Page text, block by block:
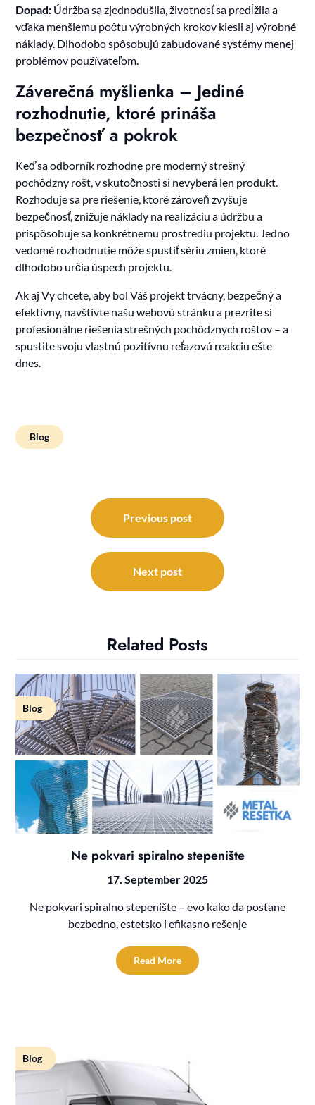
Dopad: Údržba sa zjednodušila, životnosť sa predĺžila a
vďaka menšiemu počtu výrobných krokov klesli aj výrobné
náklady. Dlhodobo spôsobujú zabudované systémy menej
problémov používateľom.
Záverečná myšlienka – Jediné
rozhodnutie, ktoré prináša
bezpečnosť a pokrok
Keď sa odborník rozhodne pre moderný strešný
pochôdzny rošt, v skutočnosti si nevyberá len produkt.
Rozhoduje sa pre riešenie, ktoré zároveň zvyšuje
bezpečnosť, znižuje náklady na realizáciu a údržbu a
prispôsobuje sa konkrétnemu prostrediu projektu. Jedno
vedomé rozhodnutie môže spustiť sériu zmien, ktoré
dlhodobo určia úspech projektu.
Ak aj Vy chcete, aby bol Váš projekt trvácny, bezpečný a
efektívny, navštívte našu webovú stránku a prezrite si
profesionálne riešenia strešných pochôdznych roštov – a
spustite svoju vlastnú pozitívnu reťazovú reakciu ešte
dnes.
Blog
Beitragsnavigation
Previous post
Next post
Related Posts
Blog
Ne pokvari spiralno stepenište
17. September 2025
Ne pokvari spiralno stepenište – evo kako da postane
bezbedno, estetsko i efikasno rešenje
Read More
Blog